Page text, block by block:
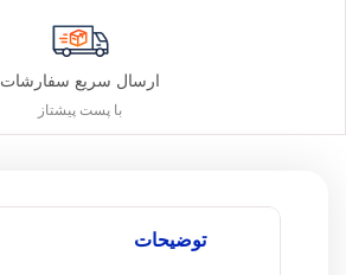
ارسال سریع سفارشات
با پست پیشتاز
توضیحات